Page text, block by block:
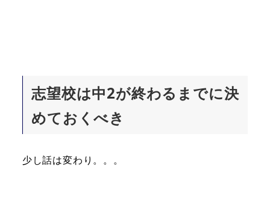
志望校は中2が終わるまでに決
めておくべき
少し話は変わり。。。